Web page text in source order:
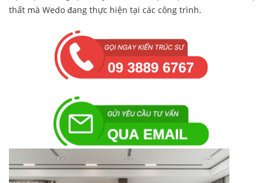
thất mà Wedo đang thực hiện tại các công trình.